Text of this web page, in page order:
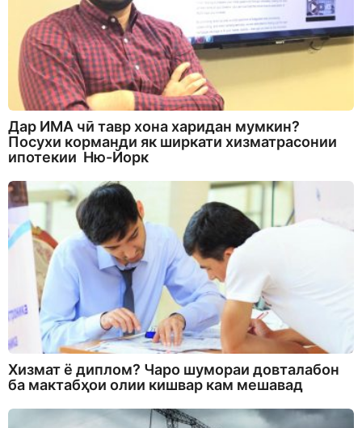
Дар ИМА чӣ тавр хона харидан мумкин?
Посухи корманди як ширкати хизматрасонии
ипотекии Ню-Йорк
Хизмат ё диплом? Чаро шумораи довталабон
ба мактабҳои олии кишвар кам мешавад